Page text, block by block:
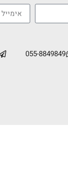
055-8849849